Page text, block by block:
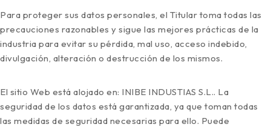
Para proteger sus datos personales, el Titular toma todas las
precauciones razonables y sigue las mejores prácticas de la
industria para evitar su pérdida, mal uso, acceso indebido,
divulgación, alteración o destrucción de los mismos.
El sitio Web está alojado en: INIBE INDUSTIAS S.L.. La
seguridad de los datos está garantizada, ya que toman todas
las medidas de seguridad necesarias para ello. Puede